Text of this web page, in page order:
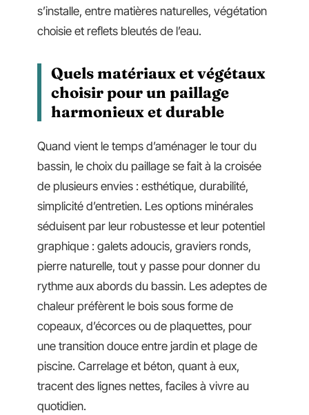
s’installe, entre matières naturelles, végétation
choisie et reflets bleutés de l’eau.
Quels matériaux et végétaux
choisir pour un paillage
harmonieux et durable
Quand vient le temps d’aménager le tour du
bassin, le choix du paillage se fait à la croisée
de plusieurs envies : esthétique, durabilité,
simplicité d’entretien. Les options minérales
séduisent par leur robustesse et leur potentiel
graphique : galets adoucis, graviers ronds,
pierre naturelle, tout y passe pour donner du
rythme aux abords du bassin. Les adeptes de
chaleur préfèrent le bois sous forme de
copeaux, d’écorces ou de plaquettes, pour
une transition douce entre jardin et plage de
piscine. Carrelage et béton, quant à eux,
tracent des lignes nettes, faciles à vivre au
quotidien.